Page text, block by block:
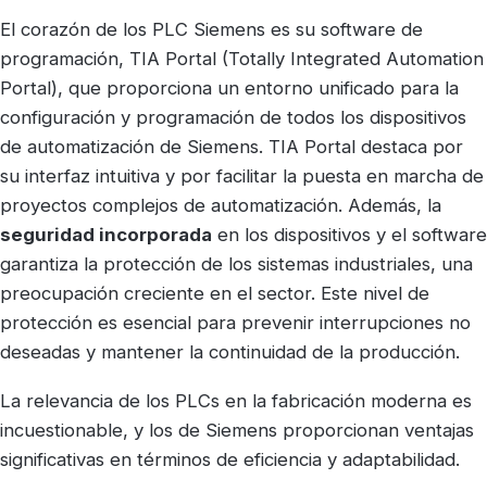
El corazón de los PLC Siemens es su software de
programación, TIA Portal (Totally Integrated Automation
Portal), que proporciona un entorno unificado para la
configuración y programación de todos los dispositivos
de automatización de Siemens. TIA Portal destaca por
su interfaz intuitiva y por facilitar la puesta en marcha de
proyectos complejos de automatización. Además, la
seguridad incorporada en los dispositivos y el software
garantiza la protección de los sistemas industriales, una
preocupación creciente en el sector. Este nivel de
protección es esencial para prevenir interrupciones no
deseadas y mantener la continuidad de la producción.
La relevancia de los PLCs en la fabricación moderna es
incuestionable, y los de Siemens proporcionan ventajas
significativas en términos de eficiencia y adaptabilidad.